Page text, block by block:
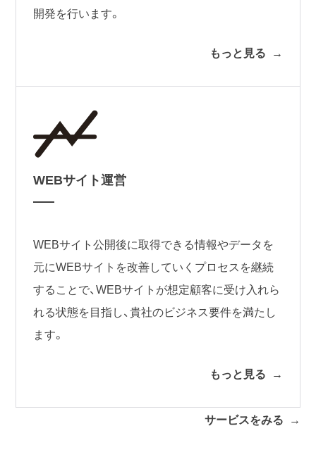
開発を行います。
もっと見る
WEBサイト運営
WEBサイト公開後に取得できる情報やデータを
元にWEBサイトを改善していくプロセスを継続
することで、WEBサイトが想定顧客に受け入れら
れる状態を目指し、貴社のビジネス要件を満たし
ます。
もっと見る
サービスをみる